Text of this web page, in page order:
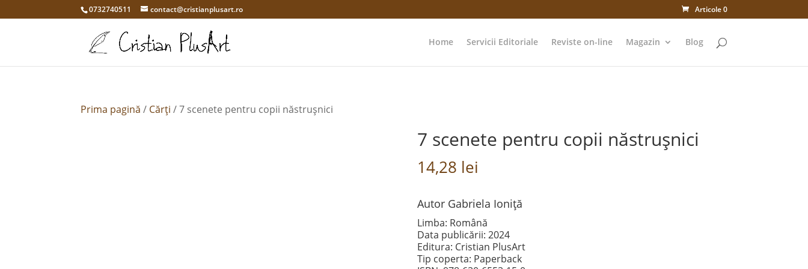
0732740511 contact@cristianplusart.ro Articole 0
Home Servicii Editoriale Reviste on-line Magazin Blog
Prima pagină / Cărți / 7 scenete pentru copii năstrușnici
7 scenete pentru copii năstrușnici
14,28 lei
Autor Gabriela Ioniță
Limba: Română
Data publicării: 2024
Editura: Cristian PlusArt
Tip coperta: Paperback